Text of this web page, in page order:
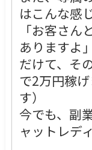
はこんな感
「お客さ
ありますよ
だけて、そ
で2万円稼
す）
今でも、副
ャットレデ